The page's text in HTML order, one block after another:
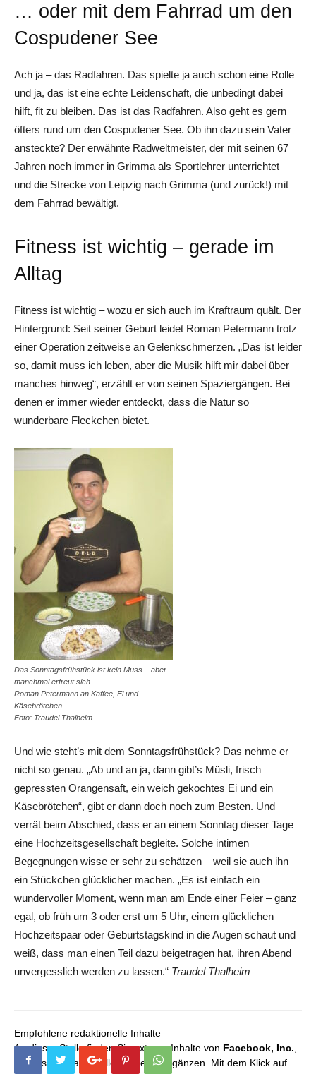
… oder mit dem Fahrrad um den
Cospudener See
Ach ja – das Radfahren. Das spielte ja auch schon eine Rolle
und ja, das ist eine echte Leidenschaft, die unbedingt dabei
hilft, fit zu bleiben. Das ist das Radfahren. Also geht es gern
öfters rund um den Cospudener See. Ob ihn dazu sein Vater
ansteckte? Der erwähnte Radweltmeister, der mit seinen 67
Jahren noch immer in Grimma als Sportlehrer unterrichtet
und die Strecke von Leipzig nach Grimma (und zurück!) mit
dem Fahrrad bewältigt.
Fitness ist wichtig – gerade im
Alltag
Fitness ist wichtig – wozu er sich auch im Kraftraum quält. Der
Hintergrund: Seit seiner Geburt leidet Roman Petermann trotz
einer Operation zeitweise an Gelenkschmerzen. „Das ist leider
so, damit muss ich leben, aber die Musik hilft mir dabei über
manches hinweg“, erzählt er von seinen Spaziergängen. Bei
denen er immer wieder entdeckt, dass die Natur so
wunderbare Fleckchen bietet.
Das Sonntagsfrühstück ist kein Muss – aber
manchmal erfreut sich
Roman Petermann an Kaffee, Ei und
Käsebrötchen.
Foto: Traudel Thalheim
Und wie steht’s mit dem Sonntagsfrühstück? Das nehme er
nicht so genau. „Ab und an ja, dann gibt’s Müsli, frisch
gepressten Orangensaft, ein weich gekochtes Ei und ein
Käsebrötchen“, gibt er dann doch noch zum Besten. Und
verrät beim Abschied, dass er an einem Sonntag dieser Tage
eine Hochzeitsgesellschaft begleite. Solche intimen
Begegnungen wisse er sehr zu schätzen – weil sie auch ihn
ein Stückchen glücklicher machen. „Es ist einfach ein
wundervoller Moment, wenn man am Ende einer Feier – ganz
egal, ob früh um 3 oder erst um 5 Uhr, einem glücklichen
Hochzeitspaar oder Geburtstagskind in die Augen schaut und
weiß, dass man einen Teil dazu beigetragen hat, ihren Abend
unvergesslich werden zu lassen.“ Traudel Thalheim
Empfohlene redaktionelle Inhalte
An dieser Stelle finden Sie externe Inhalte von Facebook, Inc.,
die unser redaktionelles Angebot ergänzen. Mit dem Klick auf